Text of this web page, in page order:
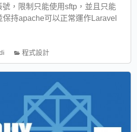
，限制只能使用sftp，並且只能
持apache可以正常運作Laravel
程式設計